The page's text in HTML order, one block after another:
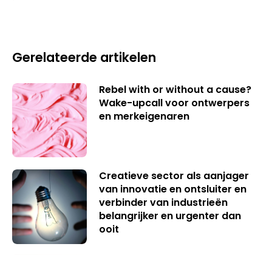
Gerelateerde artikelen
Rebel with or without a cause?
Wake-upcall voor ontwerpers
en merkeigenaren
Creatieve sector als aanjager
van innovatie en ontsluiter en
verbinder van industrieën
belangrijker en urgenter dan
ooit